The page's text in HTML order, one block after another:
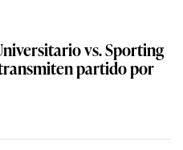
vs. Sporting
partido por